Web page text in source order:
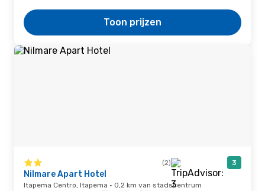
Toon prijzen
(2) 3
Nilmare Apart Hotel
Itapema Centro, Itapema · 0,2 km van stadscentrum